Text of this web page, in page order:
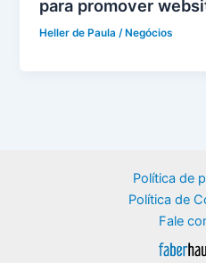
para promover
Heller de Paula/ Negócios
Política de
Política de
Fale